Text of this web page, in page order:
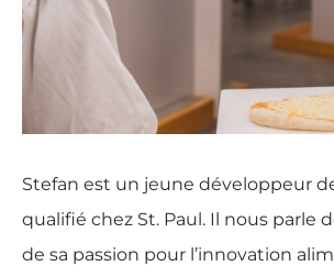
Stefan est un jeune développeur
qualifié chez St. Paul. Il nous parle
de sa passion pour l’innovation